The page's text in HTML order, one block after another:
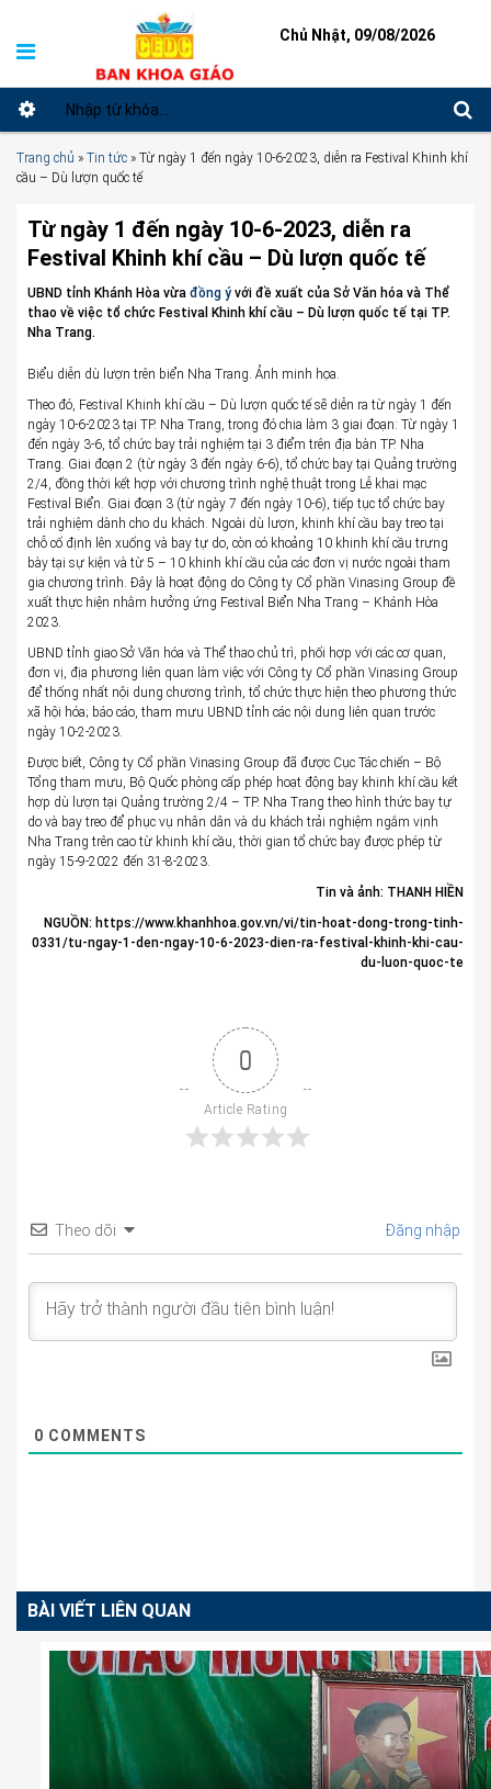
Chủ Nhật, 09/08/2026
Trang chủ » Tin tức » Từ ngày 1 đến ngày 10-6-2023, diễn ra Festival Khinh khí
cầu – Dù lượn quốc tế
Từ ngày 1 đến ngày 10-6-2023, diễn ra
Festival Khinh khí cầu – Dù lượn quốc tế
UBND tỉnh Khánh Hòa vừa đồng ý với đề xuất của Sở Văn hóa và Thể
thao về việc tổ chức Festival Khinh khí cầu – Dù lượn quốc tế tại TP.
Nha Trang.
Biểu diễn dù lượn trên biển Nha Trang. Ảnh minh họa.
Theo đó, Festival Khinh khí cầu – Dù lượn quốc tế sẽ diễn ra từ ngày 1 đến
ngày 10-6-2023 tại TP. Nha Trang, trong đó chia làm 3 giai đoạn: Từ ngày 1
đến ngày 3-6, tổ chức bay trải nghiệm tại 3 điểm trên địa bàn TP. Nha
Trang. Giai đoạn 2 (từ ngày 3 đến ngày 6-6), tổ chức bay tại Quảng trường
2/4, đồng thời kết hợp với chương trình nghệ thuật trong Lễ khai mạc
Festival Biển. Giai đoạn 3 (từ ngày 7 đến ngày 10-6), tiếp tục tổ chức bay
trải nghiệm dành cho du khách. Ngoài dù lượn, khinh khí cầu bay treo tại
chỗ cố định lên xuống và bay tự do, còn có khoảng 10 khinh khí cầu trưng
bày tại sự kiện và từ 5 – 10 khinh khí cầu của các đơn vị nước ngoài tham
gia chương trình. Đây là hoạt động do Công ty Cổ phần Vinasing Group đề
xuất thực hiện nhằm hưởng ứng Festival Biển Nha Trang – Khánh Hòa
2023.
UBND tỉnh giao Sở Văn hóa và Thể thao chủ trì, phối hợp với các cơ quan,
đơn vị, địa phương liên quan làm việc với Công ty Cổ phần Vinasing Group
để thống nhất nội dung chương trình, tổ chức thực hiện theo phương thức
xã hội hóa; báo cáo, tham mưu UBND tỉnh các nội dung liên quan trước
ngày 10-2-2023.
Được biết, Công ty Cổ phần Vinasing Group đã được Cục Tác chiến – Bộ
Tổng tham mưu, Bộ Quốc phòng cấp phép hoạt động bay khinh khí cầu kết
hợp dù lượn tại Quảng trường 2/4 – TP. Nha Trang theo hình thức bay tự
do và bay treo để phục vụ nhân dân và du khách trải nghiệm ngắm vịnh
Nha Trang trên cao từ khinh khí cầu, thời gian tổ chức bay được phép từ
ngày 15-9-2022 đến 31-8-2023.
Tin và ảnh: THANH HIỀN
NGUỒN: https://www.khanhhoa.gov.vn/vi/tin-hoat-dong-trong-tinh-
0331/tu-ngay-1-den-ngay-10-6-2023-dien-ra-festival-khinh-khi-cau-
du-luon-quoc-te
0
Article Rating
Theo dõi Đăng nhập
0 COMMENTS
BÀI VIẾT LIÊN QUAN